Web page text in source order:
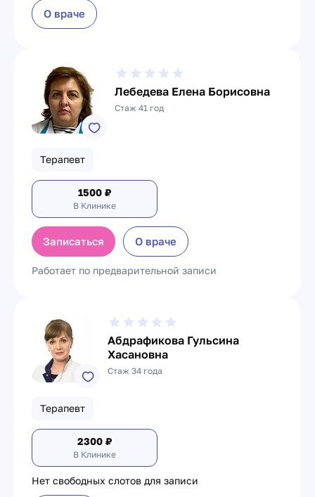
О враче
Лебедева Елена Борисовна
Стаж 41 год
Терапевт
1500 ₽
В Клинике
Записаться О враче
Работает по предварительной записи
Абдрафикова Гульсина
Хасановна
Стаж 34 года
Терапевт
2300 ₽
В Клинике
Нет свободных слотов для записи